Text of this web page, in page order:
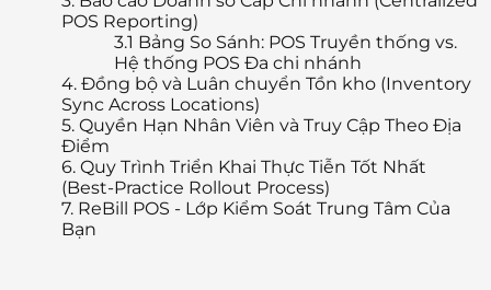
POS Reporting)
3.1 Bảng So Sánh: POS Truyền thống vs.
Hệ thống POS Đa chi nhánh
4. Đồng bộ và Luân chuyển Tồn kho (Inventory
Sync Across Locations)
5. Quyền Hạn Nhân Viên và Truy Cập Theo Địa
Điểm
6. Quy Trình Triển Khai Thực Tiễn Tốt Nhất
(Best-Practice Rollout Process)
7. ReBill POS - Lớp Kiểm Soát Trung Tâm Của
Bạn